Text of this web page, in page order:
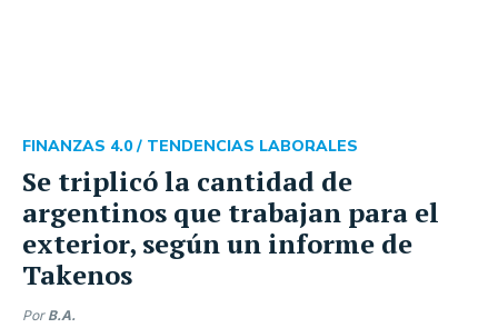
Se triplicó la cantidad de
argentinos que trabajan para el
exterior, según un informe de
Takenos
FINANZAS 4.0 / TENDENCIAS LABORALES
Por B.A.